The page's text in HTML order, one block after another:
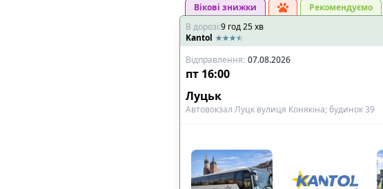
Вікові знижки
Рекомендуємо
В дорозі:9 год25хв
Kantol
Відправлення: 07.08.2026
пт 16:00
Луцьк
Автовокзал Луцк вулиця Конякіна; будинок 39